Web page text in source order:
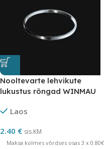
Nooltevarte lehvikute
lukustus rõngad WINMAU
Laos
2.40 € sis.KM
Maksa kolmes võrdses osas 3 x 0.80€